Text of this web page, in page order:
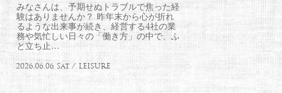
みなさんは、予期せぬトラブルで焦った経
験はありませんか？ 昨年末から心が折れ
るような出来事が続き、経営する4社の業
務や気忙しい日々の「働き方」の中で、ふ
と立ち止…
2026.06.06 Sat / LEISURE